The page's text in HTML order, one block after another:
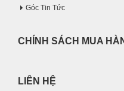
Góc Tin Tức
CHÍNH SÁCH MUA
LIÊN HỆ